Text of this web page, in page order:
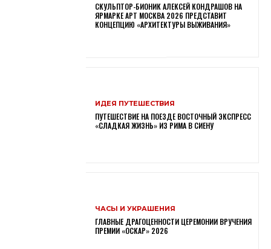
СКУЛЬПТОР-БИОНИК АЛЕКСЕЙ КОНДРАШОВ НА
ЯРМАРКЕ АРТ МОСКВА 2026 ПРЕДСТАВИТ
КОНЦЕПЦИЮ «АРХИТЕКТУРЫ ВЫЖИВАНИЯ»
ИДЕЯ ПУТЕШЕСТВИЯ
ПУТЕШЕСТВИЕ НА ПОЕЗДЕ ВОСТОЧНЫЙ ЭКСПРЕСС
«СЛАДКАЯ ЖИЗНЬ» ИЗ РИМА В СИЕНУ
ЧАСЫ И УКРАШЕНИЯ
ГЛАВНЫЕ ДРАГОЦЕННОСТИ ЦЕРЕМОНИИ ВРУЧЕНИЯ
ПРЕМИИ «ОСКАР» 2026